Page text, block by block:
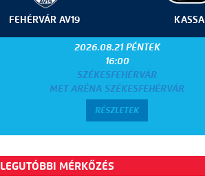
FEHÉRVÁR AV19 KASSA
2026.08.21 PÉNTEK
16:00
SZÉKESFEHÉRVÁR
MET ARÉNA SZÉKESFEHÉRVÁR
RÉSZLETEK
LEGUTÓBBI MÉRKŐZÉS